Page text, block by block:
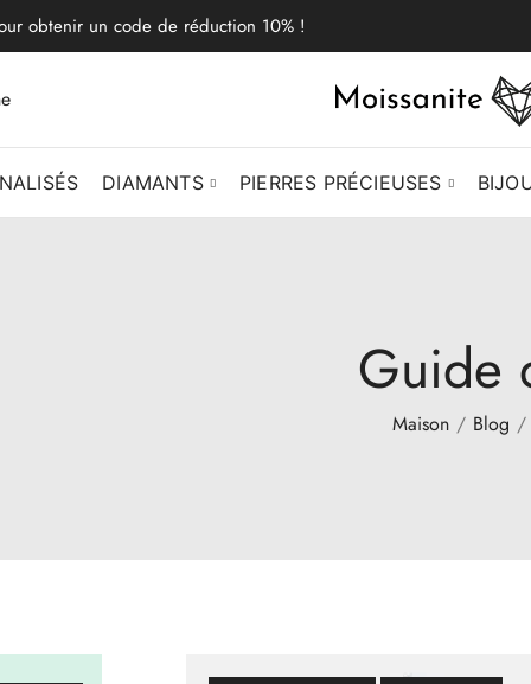
obtenir un code de réduction 10% !
DIAMANTS PIERRES PRÉCIEUSES
Guide
Maison Blog